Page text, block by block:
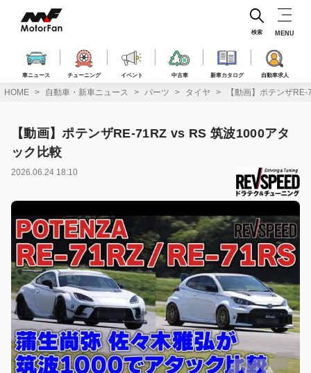
ス
車ニュース チューニング イベント 中古車 新車カタログ 自動車求人
検索 MENU
HOME 自動車・新車ニュース パーツ タイヤ 【動画】ポテンザ
【動画】ポテンザRE-71RZ vs RS 筑波1000アタ
ック比較
2026.06.24 18:10